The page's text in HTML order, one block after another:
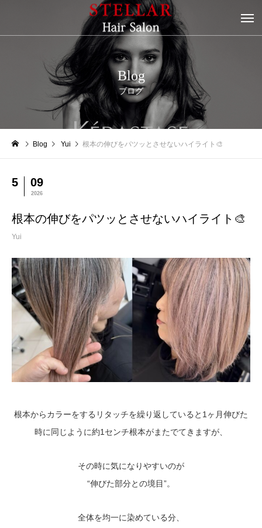
Blog
ブログ
Blog Yui 根本の伸びをパツッとさせないハイライト🎨
5 09
2026
根本の伸びをパツッとさせないハイライト🎨
Yui
根本からカラーをするリタッチを繰り返していると1ヶ月伸びた
時に同じように約1センチ根本がまたでてきますが、
その時に気になりやすいのが
“伸びた部分との境目”。
全体を均一に染めている分、